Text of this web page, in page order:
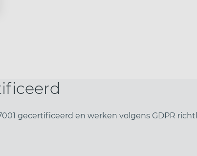
gecertificeerd en werken volgens GDPR